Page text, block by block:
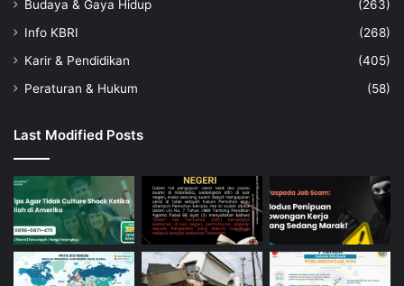
Budaya & Gaya Hidup
(263)
Info KBRI
(268)
Karir & Pendidikan
(405)
Peraturan & Hukum
(58)
Last Modified Posts